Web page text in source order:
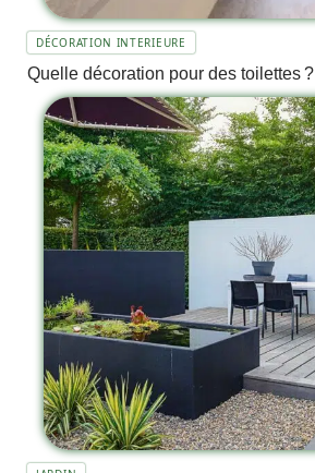
DÉCORATION INTERIEURE
Quelle décoration pour des toilettes ?